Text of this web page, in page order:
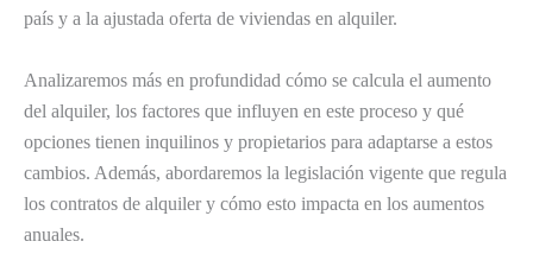
país y a la ajustada oferta de viviendas en alquiler.
Analizaremos más en profundidad cómo se calcula el aumento
del alquiler, los factores que influyen en este proceso y qué
opciones tienen inquilinos y propietarios para adaptarse a estos
cambios. Además, abordaremos la legislación vigente que regula
los contratos de alquiler y cómo esto impacta en los aumentos
anuales.